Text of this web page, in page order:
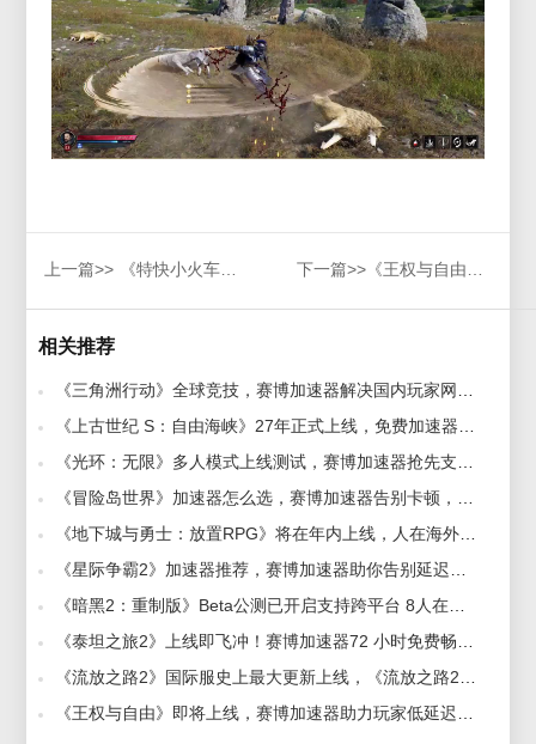
上一篇>> 《特快小火车Trackline Express》游戏延迟高、卡顿怎么办，详细解决方法 下一篇>>《王权与自由》国际服怎么下载？超简单下载办法
相关推荐